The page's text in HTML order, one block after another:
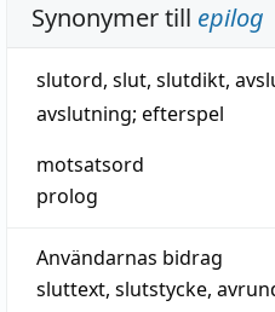
Synonymer till epilog
slutord, slut, slutdikt,
avslutning; efterspel
motsatsord
prolog
Användarnas bidrag
sluttext, slutstycke,